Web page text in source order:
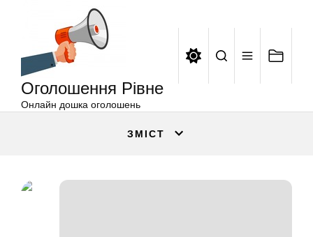
Оголошення Рівне
Онлайн дошка оголошень
ЗМІСТ